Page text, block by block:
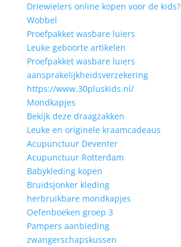
Driewielers online kopen voor de kids?
Wobbel
Proefpakket wasbare luiers
Leuke geboorte artikelen
Proefpakket wasbare luiers
aansprakelijkheidsverzekering
https://www.30pluskids.nl/
Mondkapjes
Bekijk deze draagzakken
Leuke en originele kraamcadeaus
Acupunctuur Deventer
Acupunctuur Rotterdam
Babykleding kopen
Bruidsjonker kleding
herbruikbare mondkapjes
Oefenboeken groep 3
Pampers aanbieding
zwangerschapskussen